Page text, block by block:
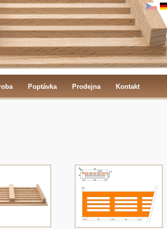
Poptávka Prodejna Kontakt